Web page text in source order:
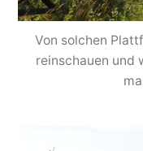
Von solchen
reinschauen und